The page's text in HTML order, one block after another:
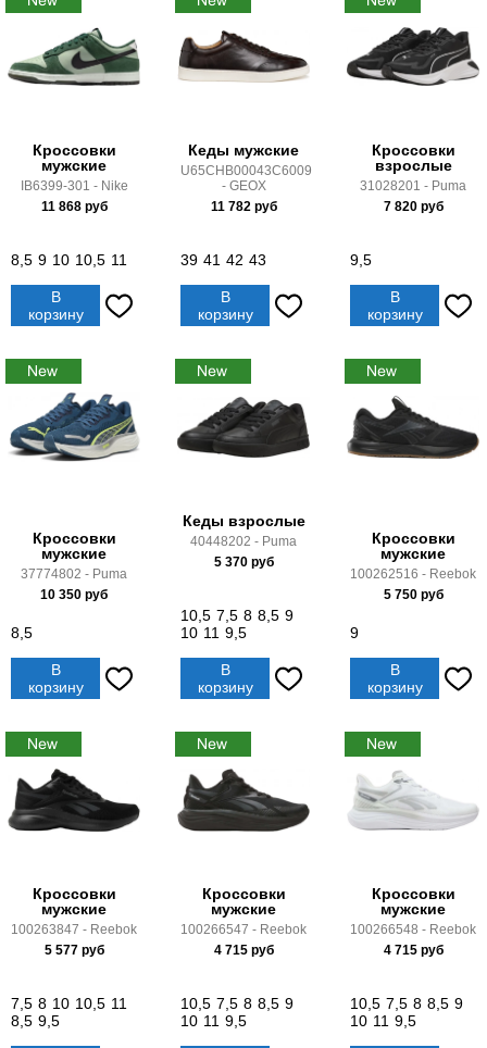
Кроссовки
мужские
IB6399-301 - Nike
11 868руб
8,5 9 10 10,5 11
В
корзину
Кеды мужские
U65CHB00043C6009
- GEOX
11 782руб
39 41 42 43
В
корзину
Кроссовки
взрослые
31028201 - Puma
7 820руб
9,5
В
корзину
Кроссовки
мужские
37774802 - Puma
10 350 руб
8,5
В
корзину
Кеды взрослые
40448202 - Puma
5 370руб
10,5 7,5 8 8,5 9
10 11 9,5
В
корзину
Кроссовки
мужские
100262516 - Reebok
5 750руб
9
В
корзину
Кроссовки
мужские
100263847 - Reebok
5 577руб
7,5 8 10 10,5 11
8,5 9,5
Кроссовки
мужские
100266547 - Reebok
4 715руб
10,5 7,5 8 8,5 9
10 11 9,5
Кроссовки
мужские
100266548 - Reebok
4 715руб
10,5 7,5 8 8,5 9
10 11 9,5